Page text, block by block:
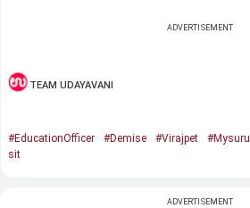
ADVERTISEMENT
TEAM UDAYAVANI
#EducationOfficer #Demise #Virajpet #Mysuru
sit
ADVERTISEMENT